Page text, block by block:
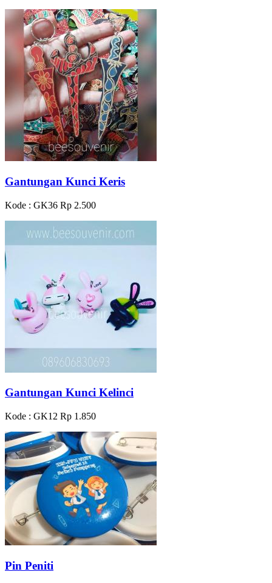
Gantungan Kunci Keris
Kode : GK36 Rp 2.500
Gantungan Kunci Kelinci
Kode : GK12 Rp 1.850
Pin Peniti